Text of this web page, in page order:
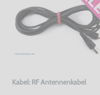
Kabel: RF Antennenkabel